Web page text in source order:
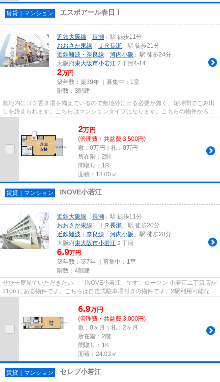
賃貸｜マンション エスポアール春日Ⅰ
近鉄大阪線 「長瀬 」駅 徒歩11分
おおさか東線 「 ＪＲ長瀬 」駅 徒歩21分
近鉄難波・奈良線 「河内小阪 」駅 徒歩24分
大阪府東大阪市小若江 ２丁目4-14
2万円
築年数：築39年 ｜募集中： 1室
階数：3階建
敷地内にゴミ置き場を備えているので敷地外に出る必要が無く、短時間でごみ出
しを終えられます。こちらはマンションタイプになります。こちらの物件から出
て100mに駐車場があります。...
2万円
(管理費・共益費 3,500円)
敷：0万円｜礼：0万円
所在階：2階
間取り：1R
面積：18.00㎡
賃貸｜マンション INOVE小若江
近鉄大阪線 「長瀬 」駅 徒歩11分
おおさか東線 「 ＪＲ長瀬 」駅 徒歩20分
近鉄難波・奈良線 「河内小阪 」駅 徒歩28分
大阪府東大阪市小若江 ２丁目
6.9万円
築年数：築7年 ｜募集中： 1室
階数：4階建
ぜひ一度見ていただきたい、「INOVE小若江」です。ローソン 小若江二丁目店が
210mにある物件です。こちらは自走式駐車場付きの物件です。2駅利用可能なの
で、用途や行き先に応じて経路...
6.9万円
(管理費・共益費 3,000円)
敷：0ヶ月｜礼：2ヶ月
所在階：2階
間取り：1K
面積：24.03㎡
賃貸｜マンション セレブ小若江